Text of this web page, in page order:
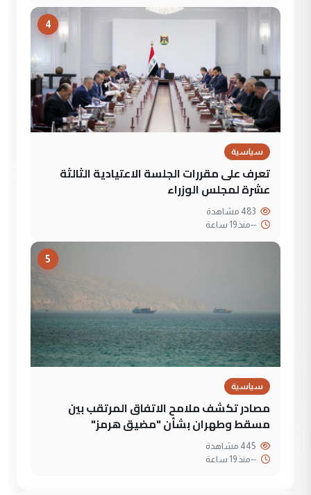
4
سياسية
تعرف على مقررات الجلسة الاعتيادية الثالثة
عشرة لمجلس الوزراء
--منذ 19 ساعة
5
سياسية
مصادر تكشف ملامح الاتفاق المرتقب بين
مسقط وطهران بشأن "مضيق هرمز"
--منذ 19 ساعة